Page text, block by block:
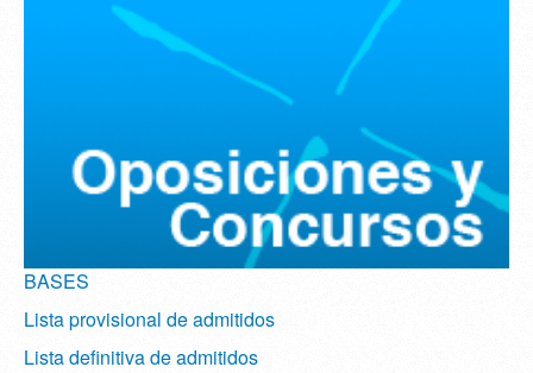
BASES
Lista provisional de admitidos
Lista definitiva de admitidos